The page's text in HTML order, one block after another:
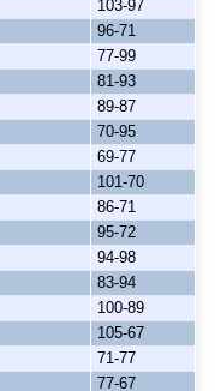
103-97
96-71
77-99
81-93
89-87
70-95
69-77
101-70
86-71
95-72
94-98
83-94
100-89
105-67
71-77
77-67